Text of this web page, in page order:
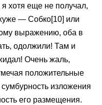
хотя еще не получал,
— Собко[10] или
выражению, оба в
одолжили! Там и
Очень жаль,
положительные
изложения
его размещения.